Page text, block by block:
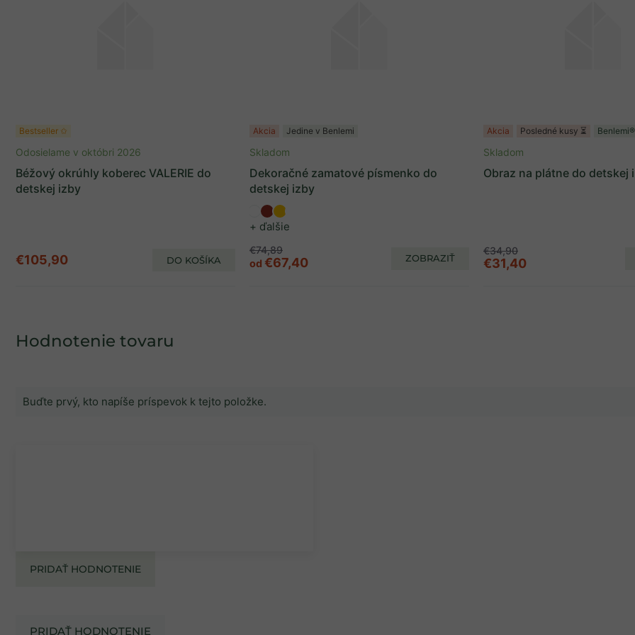
Hodnotenie tovaru
Buďte prvý, kto napíše príspevok k tejto položke.
PRIDAŤ HODNOTENIE
PRIDAŤ HODNOTENIE
Bestseller ✩
Béžový okrúhly koberec VALERIE do
detskej izby
Odosielame v októbri 2026
€105,90 DO KOŠÍKA
Akcia Jedine v Benlemi
Dekoračné zamatové písmenko do
detskej izby
+ ďalšie
Skladom
€74,89
od €67,40 ZOBRAZIŤ
Akcia Posledné kusy ⏳ Benlemi®
Obraz na plátne do detskej
Skladom
€34,90
€31,40